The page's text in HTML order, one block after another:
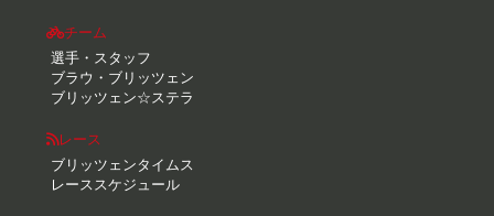
チーム
選手・スタッフ
ブラウ・ブリッツェン
ブリッツェン☆ステラ
レース
ブリッツェンタイムス
レーススケジュール